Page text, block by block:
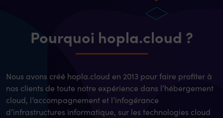
Pourquoi hopla.cloud ?
Nous avons créé hopla.cloud en 2013 pour faire profiter à
nos clients de toute notre expérience dans l’hébergement
cloud, l’accompagnement et l’infogérance
d’infrastructures informatique, sur les technologies cloud